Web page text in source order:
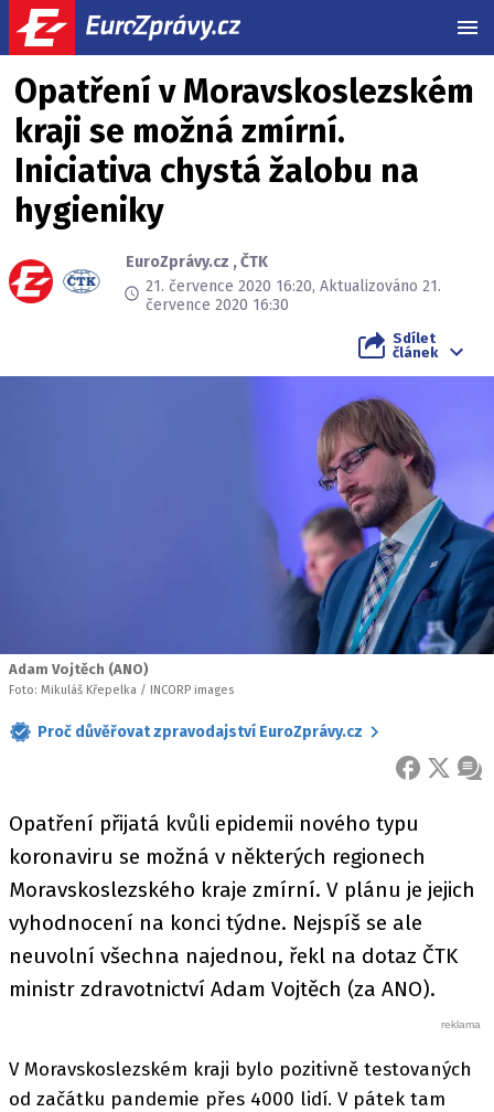
Opatření v Moravskoslezském
kraji se možná zmírní.
Iniciativa chystá žalobu na
hygieniky
EuroZprávy.cz ,ČTK
21. července 2020 16:20, Aktualizováno 21.
července 2020 16:30
Sdílet
článek
Adam Vojtěch (ANO)
Foto: Mikuláš Křepelka / INCORP images
Proč důvěřovat zpravodajství EuroZprávy.cz
FACEBOOK
X
Opatření přijatá kvůli epidemii nového typu
koronaviru se možná v některých regionech
Moravskoslezského kraje zmírní. V plánu je jejich
vyhodnocení na konci týdne. Nejspíš se ale
neuvolní všechna najednou, řekl na dotaz ČTK
ministr zdravotnictví Adam Vojtěch (za ANO).
V Moravskoslezském kraji bylo pozitivně testovaných
od začátku pandemie přes 4000 lidí. V pátek tam